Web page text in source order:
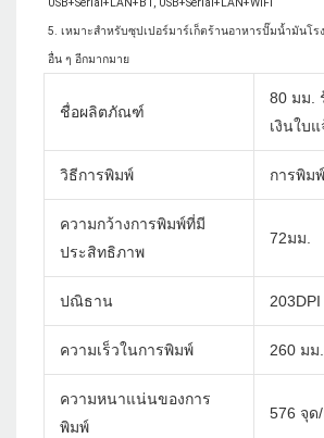
5. เหมาะสำหรับซุปเปอร์มาร์เก็ตร้านอาหารปั๊มน้ำมันโ
ชื่อผลิตภัณฑ์
80 มม.
เงินใบ
วิธีการพิมพ์ การพิม
ความกว้างการพิมพ์ที่มี
ประสิทธิภาพ
72มม.
ปณิธาน 203DPI
ความเร็วในการพิมพ์ 260 มม
ความหนาแน่นของการ
พิมพ์
576 จุด